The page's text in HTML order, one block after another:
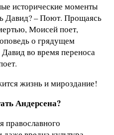
исторические моменты
Давид? – Поют. Прощаясь
Моисей поет,
о грядущем
во время переноса
жизнь и мироздание!
Андерсена?
православного